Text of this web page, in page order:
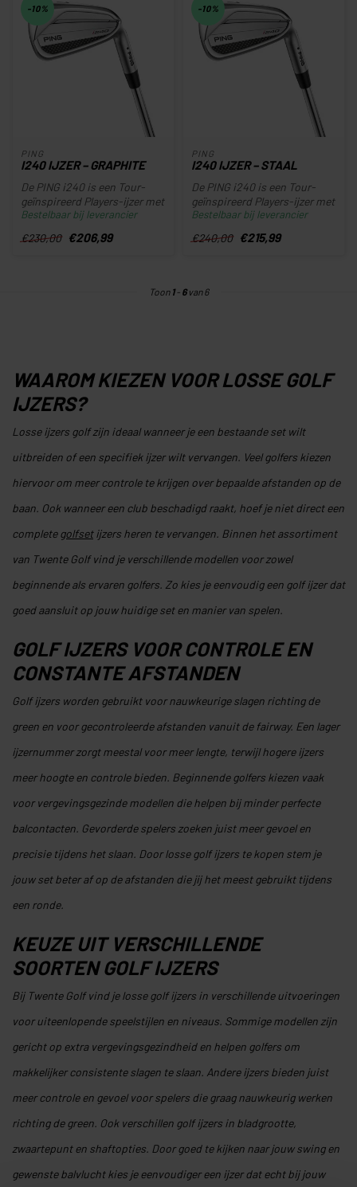
-10%
PING
I240 IJZER – GRAPHITE
De PING i240 is een Tour-
geïnspireerd Players-ijzer met
hoge lanceerhoek, zachte...
Bestelbaar bij leverancier
€230,00 €206,99
-10%
PING
I240 IJZER – STAAL
De PING i240 is een Tour-
geïnspireerd Players-ijzer met
hoge lanceerhoek, zachte...
Bestelbaar bij leverancier
€240,00 €215,99
Toon 1- 6van 6
WAAROM KIEZEN VOOR LOSSE GOLF
IJZERS?
Losse ijzers golf zijn ideaal wanneer je een bestaande set wilt
uitbreiden of een specifiek ijzer wilt vervangen. Veel golfers kiezen
hiervoor om meer controle te krijgen over bepaalde afstanden op de
baan. Ook wanneer een club beschadigd raakt, hoef je niet direct een
completegolfsetijzers heren te vervangen. Binnen het assortiment
van Twente Golf vind je verschillende modellen voor zowel
beginnende als ervaren golfers. Zo kies je eenvoudig een golf ijzer dat
goed aansluit op jouw huidige set en manier van spelen.
GOLF IJZERS VOOR CONTROLE EN
CONSTANTE AFSTANDEN
Golf ijzers worden gebruikt voor nauwkeurige slagen richting de
green en voor gecontroleerde afstanden vanuit de fairway. Een lager
ijzernummer zorgt meestal voor meer lengte, terwijl hogere ijzers
meer hoogte en controle bieden. Beginnende golfers kiezen vaak
voor vergevingsgezinde modellen die helpen bij minder perfecte
balcontacten. Gevorderde spelers zoeken juist meer gevoel en
precisie tijdens het slaan. Door losse golf ijzers te kopen stem je
jouw set beter af op de afstanden die jij het meest gebruikt tijdens
een ronde.
KEUZE UIT VERSCHILLENDE
SOORTEN GOLF IJZERS
Bij Twente Golf vind je losse golf ijzers in verschillende uitvoeringen
voor uiteenlopende speelstijlen en niveaus. Sommige modellen zijn
gericht op extra vergevingsgezindheid en helpen golfers om
makkelijker consistente slagen te slaan. Andere ijzers bieden juist
meer controle en gevoel voor spelers die graag nauwkeurig werken
richting de green. Ook verschillen golf ijzers in bladgrootte,
zwaartepunt en shaftopties. Door goed te kijken naar jouw swing en
gewenste balvlucht kies je eenvoudiger een ijzer dat echt bij jouw